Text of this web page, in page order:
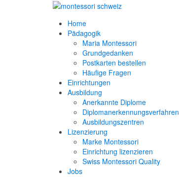
Home
Pädagogik
Maria Montessori
Grundgedanken
Postkarten bestellen
Häufige Fragen
Einrichtungen
Ausbildung
Anerkannte Diplome
Diplomanerkennungsverfahren
Ausbildungszentren
Lizenzierung
Marke Montessori
Einrichtung lizenzieren
Swiss Montessori Quality
Jobs